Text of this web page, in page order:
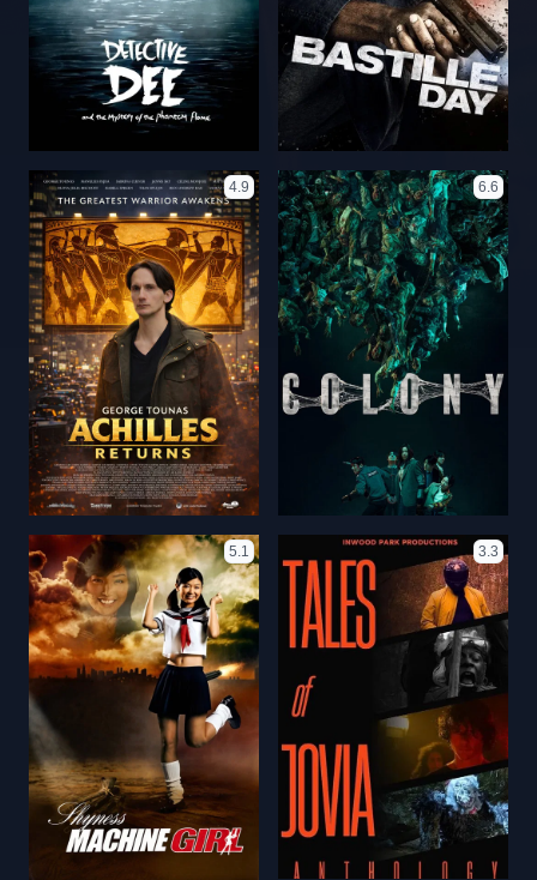
4.9 6.6
5.1 3.3